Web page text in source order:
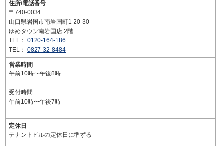
住所/電話番号
〒740-0034
山口県岩国市南岩国町1-20-30
ゆめタウン南岩国店 2階
TEL： 0120-164-186
TEL： 0827-32-8484
営業時間
午前10時〜午後8時
受付時間
午前10時〜午後7時
定休日
テナントビルの定休日に準ずる